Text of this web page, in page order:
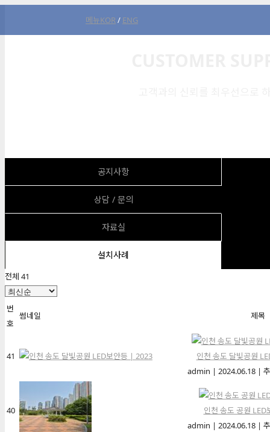
메뉴KOR/ ENG
공지사항
상담 / 문의
자료실
설치사례
전체 41
번
호
썸네일 제목
41
인천 송도 달빛공원
admin | 2024.06.18 |
40
인천 송도 공원
admin | 2024.06.18 |